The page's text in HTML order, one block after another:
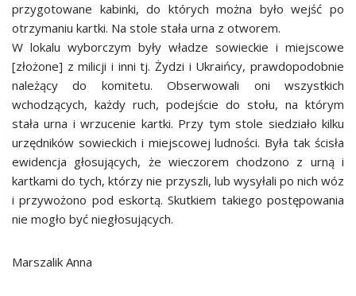
przygotowane kabinki, do których można było wejść po
otrzymaniu kartki. Na stole stała urna z otworem.
W lokalu wyborczym były władze sowieckie i miejscowe
[złożone] z milicji i inni tj. Żydzi i Ukraińcy, prawdopodobnie
należący do komitetu. Obserwowali oni wszystkich
wchodzących, każdy ruch, podejście do stołu, na którym
stała urna i wrzucenie kartki. Przy tym stole siedziało kilku
urzędników sowieckich i miejscowej ludności. Była tak ścisła
ewidencja głosujących, że wieczorem chodzono z urną i
kartkami do tych, którzy nie przyszli, lub wysyłali po nich wóz
i przywożono pod eskortą. Skutkiem takiego postępowania
nie mogło być niegłosujących.
Marszalik Anna